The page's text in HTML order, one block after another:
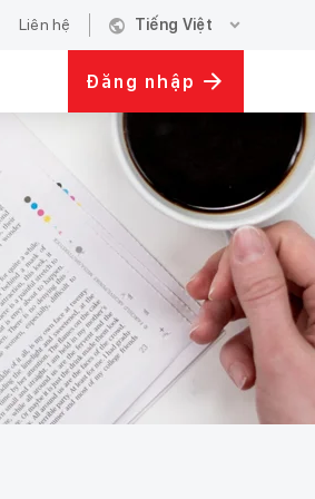
Liên hệ public Tiếng Việt expand_more
Đăng nhập